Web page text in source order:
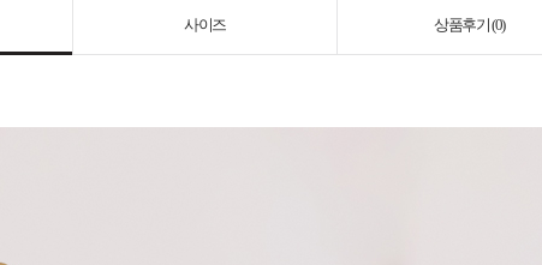
사이즈 상품후기 (0)